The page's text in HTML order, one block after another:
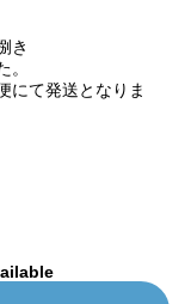
き
にて発送となりま